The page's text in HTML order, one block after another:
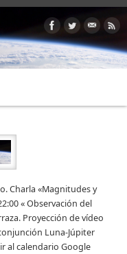
Charla «Magnitudes y
« Observación del
Proyección de vídeo
Luna-Júpiter
al calendario Google